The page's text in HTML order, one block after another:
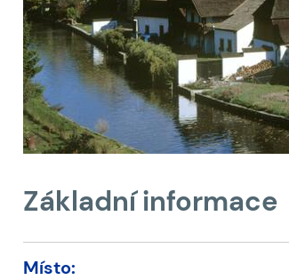
Základní informace
Místo: